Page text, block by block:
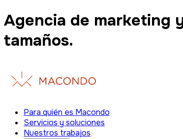
Agencia de marketing
tamaños.
Para quién es Macondo
Servicios y soluciones
Nuestros trabajos